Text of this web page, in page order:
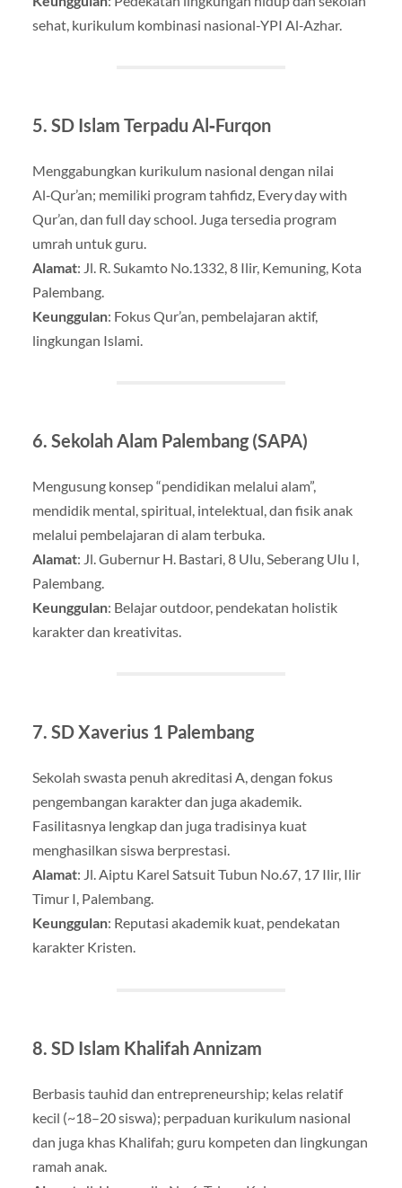
sehat, kurikulum kombinasi nasional-YPI Al‑Azhar.
5. SD Islam Terpadu Al‑Furqon
Menggabungkan kurikulum nasional dengan nilai
Al‑Qur’an; memiliki program tahfidz, Every day with
Qur’an, dan full day school. Juga tersedia program
umrah untuk guru
Alamat: Jl. R. Sukamto No.1332, 8 Ilir, Kemuning, Kota
Palembang.
Keunggulan: Fokus Qur’an, pembelajaran aktif,
lingkungan Islami.
6. Sekolah Alam Palembang (SAPA)
Mengusung konsep “pendidikan melalui alam”,
mendidik mental, spiritual, intelektual, dan fisik anak
melalui pembelajaran di alam terbuka.
Alamat: Jl. Gubernur H. Bastari, 8 Ulu, Seberang Ulu I,
Palembang.
Keunggulan: Belajar outdoor, pendekatan holistik
karakter dan kreativitas.
7. SD Xaverius 1 Palembang
Sekolah swasta penuh akreditasi A, dengan fokus
pengembangan karakter dan juga akademik.
Fasilitasnya lengkap dan juga tradisinya kuat
menghasilkan siswa berprestasi.
Alamat: Jl. Aiptu Karel Satsuit Tubun No.67, 17 Ilir, Ilir
Timur I, Palembang.
Keunggulan: Reputasi akademik kuat, pendekatan
karakter Kristen.
8. SD Islam Khalifah Annizam
Berbasis tauhid dan entrepreneurship; kelas relatif
kecil (~18–20 siswa); perpaduan kurikulum nasional
dan juga khas Khalifah; guru kompeten dan lingkungan
ramah anak.